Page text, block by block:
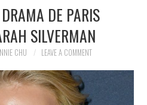
DE PARIS
SILVERMAN
CHU LEAVE A COMMENT